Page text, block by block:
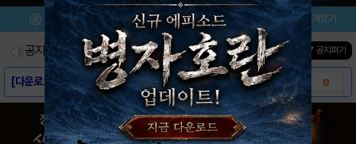
메뉴 이벤트/미션 설치/평가 즐겨찾기
공지사항 진행중인 이벤트0건 ▼ 공지펴기
[다운로드링크] - 뮤직 & 비트 (오투잼) 0
[스크린샷] - 뮤직 & 비트 (오투잼) 0
[게임소개] - 뮤직 & 비트 (오투잼)